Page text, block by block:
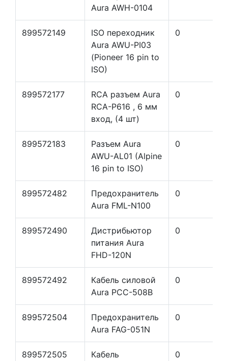
Aura AWH-0104
899572149
ISO переходник
Aura AWU-PI03
(Pioneer 16 pin to
ISO)
0
899572177
RCA разъем Aura
RCA-P616 , 6 мм
вход, (4 шт)
0
899572183
Разъем Aura
AWU-AL01 (Alpine
16 pin to ISO)
0
899572482
Предохранитель
Aura FML-N100
0
899572490
Дистрибьютор
питания Aura
FHD-120N
0
899572492
Кабель силовой
Aura РCC-508B
0
899572504
Предохранитель
Aura FAG-051N
0
899572505
Кабель
0